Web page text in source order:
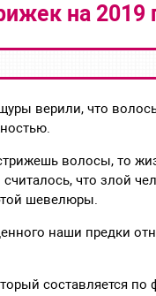
на 2019
верили, что
волосы, то
что злой
шевелюры.
наши предки
составляется